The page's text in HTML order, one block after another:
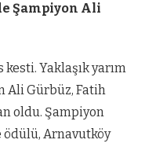
Şampiyon Ali
Yaklaşık yarım
Ali Gürbüz, Fatih
oldu. Şampiyon
ödülü, Arnavutköy